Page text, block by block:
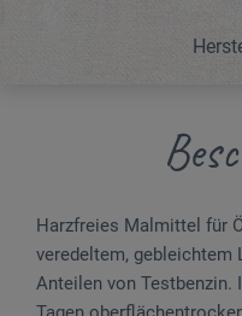
Harzfreies Malmittel für
veredeltem, gebleichtem
Anteilen von Testbenzin.